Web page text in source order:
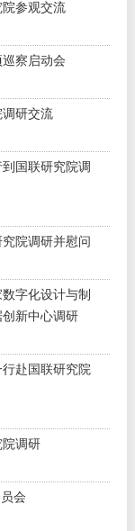
参观交流
察启动会
研交流
国联研究院调
院调研并慰问
字化设计与制
新中心调研
赴国联研究院
调研
会